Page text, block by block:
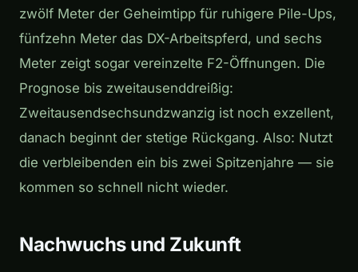
zwölf Meter der Geheimtipp für ruhigere Pile-Ups,
fünfzehn Meter das DX-Arbeitspferd, und sechs
Meter zeigt sogar vereinzelte F2-Öffnungen. Die
Prognose bis zweitausenddreißig:
Zweitausendsechsundzwanzig ist noch exzellent,
danach beginnt der stetige Rückgang. Also: Nutzt
die verbleibenden ein bis zwei Spitzenjahre — sie
kommen so schnell nicht wieder.
Nachwuchs und Zukunft